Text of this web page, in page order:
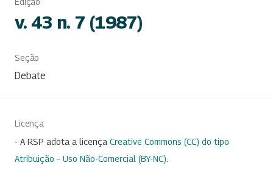
v. 43 n. 7 (1987)
Seção
Debate
Licença
- A RSP adota a licença Creative Commons (CC) do tipo
Atribuição – Uso Não-Comercial (BY-NC)